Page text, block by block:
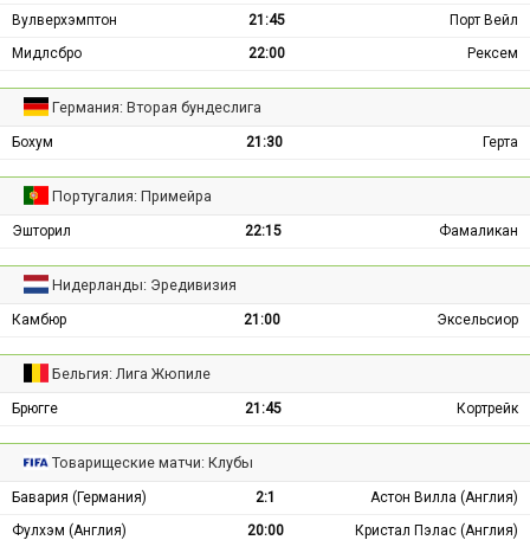
Вулверхэмптон
21:45
Порт Вейл
Мидлсбро
22:00 Рексем
Германия: Вторая бундеслига
Бохум 21:30 Герта
Португалия: Примейра
Эшторил 22:15 Фамаликан
Нидерланды: Эредивизия
Камбюр 21:00 Эксельсиор
Бельгия: Лига Жюпиле
Брюгге 21:45 Кортрейк
Товарищеские матчи: Клубы
Бавария (Германия) 2:1
Астон Вилла (Англия)
Фулхэм (Англия)
20:00 Кристал Пэлас (Англия)